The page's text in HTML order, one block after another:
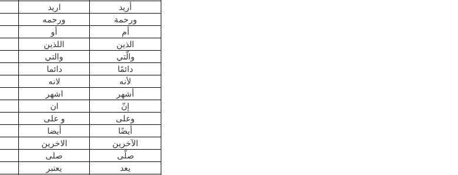
اريد
أريد
ورحمه
ورحمة
أو
أم
اللذين
الذين
والتي
والّتي
دائما
دائمًا
لانه
لأنه
اشهر
أشهر
ان
إنّ
و على
وعلى
أيضا
أيضًا
الاخرين
الآخرين
صلى
صلّى
يعتبر يعد